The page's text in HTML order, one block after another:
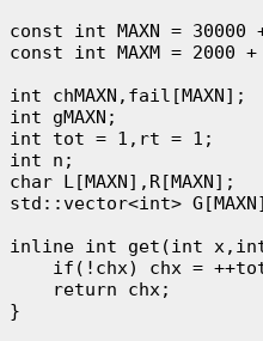
const int MAXN = 30000
const int MAXM = 2000
int chMAXN,fail[MAXN];
int gMAXN;
int tot = 1,rt = 1;
int n;
char L[MAXN],R[MAXN];
std::vector<int>
inline int get(int
if(!chx) chx =
    return chx;
}